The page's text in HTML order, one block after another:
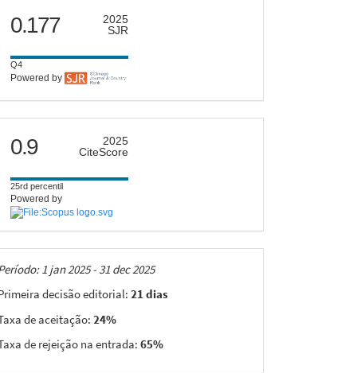
scimago
0.177
2025
SJR
Q4
Powered by
citescore
0.9
2025
CiteScore
25rd percentil
Powered by
1 jan 2025 - 31 dec 2025
decisão editorial: 21 dias
de aceitação: 24%
de rejeição na entrada: 65%